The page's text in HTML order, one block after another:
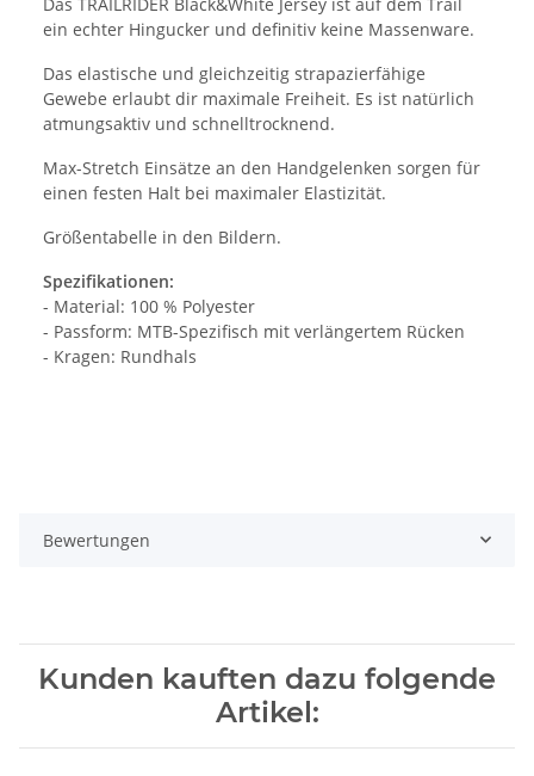
ein echter Hingucker und definitiv keine Massenware.
Das elastische und gleichzeitig strapazierfähige
Gewebe erlaubt dir maximale Freiheit. Es ist natürlich
atmungsaktiv und schnelltrocknend.
Max-Stretch Einsätze an den Handgelenken sorgen für
einen festen Halt bei maximaler Elastizität.
Größentabelle in den Bildern.
Spezifikationen:
- Material: 100 % Polyester
- Passform: MTB-Spezifisch mit verlängertem Rücken
- Kragen: Rundhals
Bewertungen
Kunden kauften dazu folgende
Artikel: